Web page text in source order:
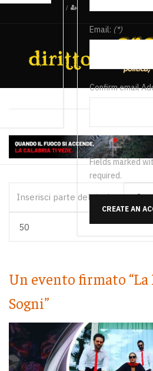
/
Email: (*)
Confirm email
Fields marked
required.
CREATE AN
Un evento firmato “La
Sogni”